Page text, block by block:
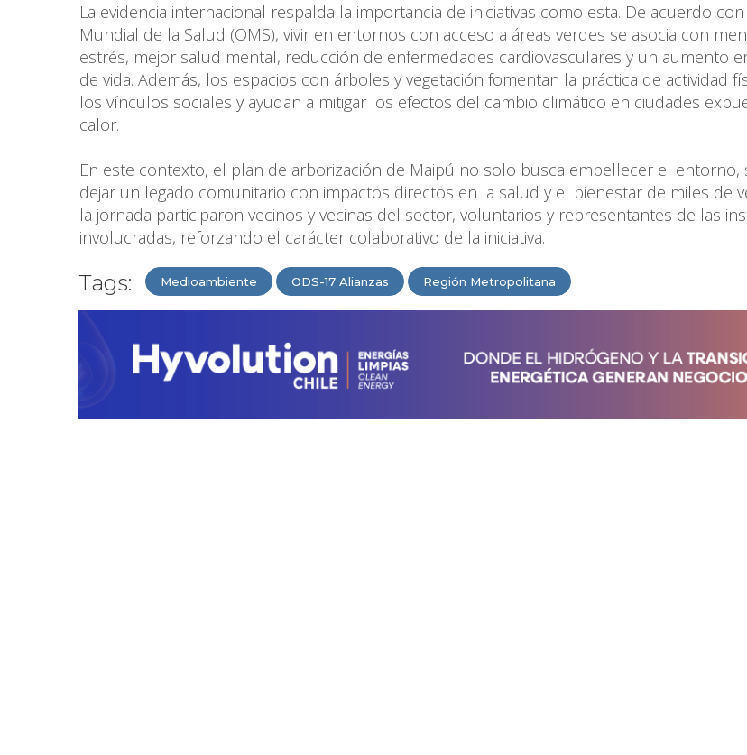
La evidencia internacional respalda la importancia de iniciativas como esta. De acuerdo
Mundial de la Salud (OMS), vivir en entornos con acceso a áreas verdes se asocia con
estrés, mejor salud mental, reducción de enfermedades cardiovasculares y un aumento
de vida. Además, los espacios con árboles y vegetación fomentan la práctica de actividad
los vínculos sociales y ayudan a mitigar los efectos del cambio climático en ciudades
calor.
En este contexto, el plan de arborización de Maipú no solo busca embellecer el entorno,
dejar un legado comunitario con impactos directos en la salud y el bienestar de miles de
la jornada participaron vecinos y vecinas del sector, voluntarios y representantes de las
involucradas, reforzando el carácter colaborativo de la iniciativa.
Tags: Medioambiente ODS-17 Alianzas Región Metropolitana